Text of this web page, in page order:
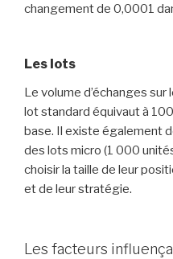
changement de 0,0001
Les lots
Le volume d’échanges
lot standard équivaut à
base. Il existe également
des lots micro (1 000
choisir la taille de leur
et de leur stratégie.
Les facteurs